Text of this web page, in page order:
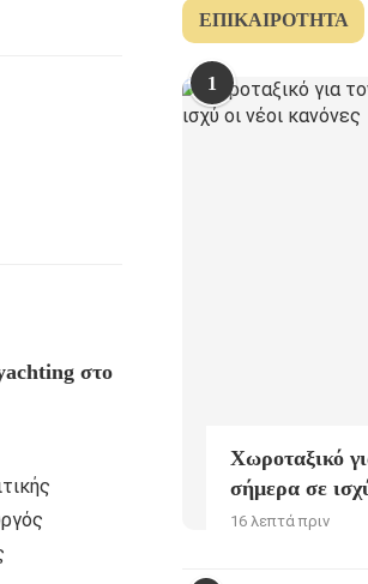
στο
ΕΠΙΚΑΙΡΌΤΗΤΑ
1
Χωροταξικό
σήμερα σε
16 λεπτά πριν